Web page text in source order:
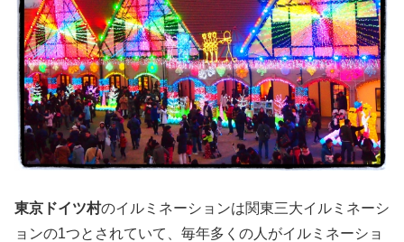
東京ドイツ村のイルミネーションは関東三大イルミネーシ
ョンの1つとされていて、毎年多くの人がイルミネーショ